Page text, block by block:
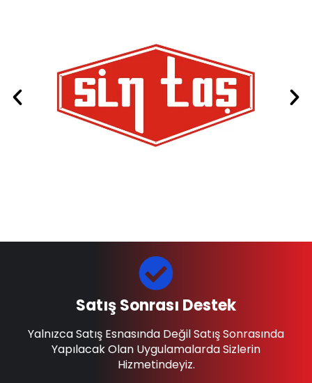
Satış Sonrası Destek
Yalnızca Satış Esnasında Değil Satış Sonrasında
Yapılacak Olan Uygulamalarda Sizlerin
Hizmetindeyiz.